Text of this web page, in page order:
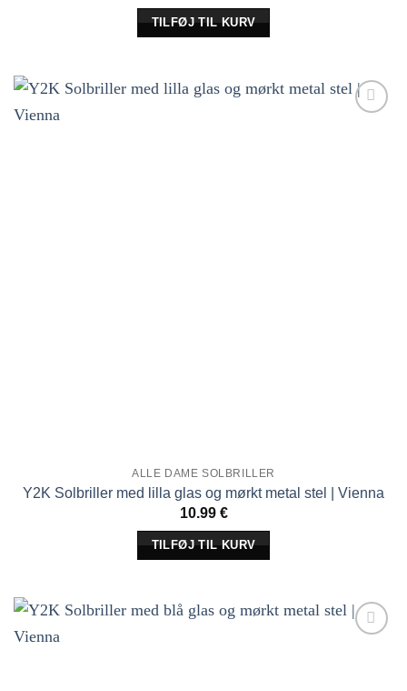
TILFØJ TIL KURV
ALLE DAME SOLBRILLER
Y2K Solbriller med lilla glas og mørkt metal stel | Vienna
10.99 €
TILFØJ TIL KURV